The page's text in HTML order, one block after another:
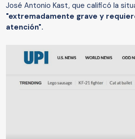
José Antonio Kast, que calificó la
"extremadamente grave y
atención".